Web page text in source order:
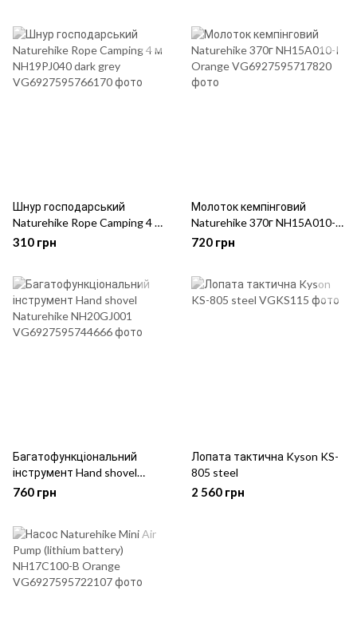
Шнур господарський
Naturehike Rope Camping 4 м
NH19PJ040 dark grey
310 грн
Молоток кемпінговий
Naturehike 370г NH15A010-I
Orange
720 грн
Багатофункціональний
інструмент Hand shovel
Naturehike NH20GJ001
760 грн
Лопата тактична Kyson KS-
805 steel
2 560 грн